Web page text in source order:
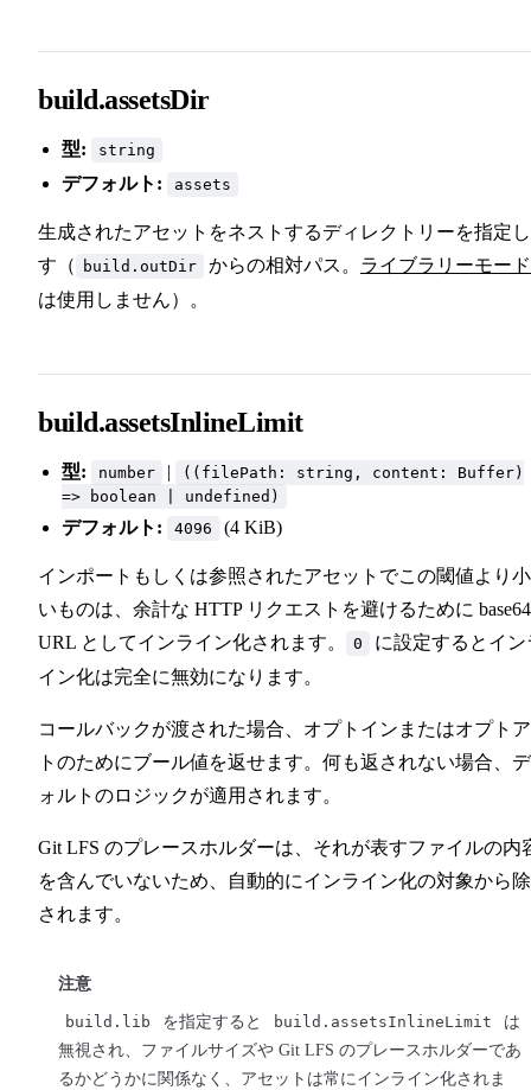
build.assetsDir
型: string
デフォルト: assets
生成されたアセットをネストするディレクトリーを指定
す（
build.outDir からの相対パス。 ライブラリーモード
は使用しません）。
build.assetsInlineLimit
型: number |
((filePath: string, content: Buffer)
=> boolean | undefined)
デフォルト: 4096 (4 KiB)
インポートもしくは参照されたアセットでこの閾値より
いものは、余計な HTTP リクエストを避けるために base64
URL としてインライン化されます。
0
に設定するとイン
イン化は完全に無効になります。
コールバックが渡された場合、オプトインまたはオプト
トのためにブール値を返せます。何も返されない場合、
ォルトのロジックが適用されます。
Git LFS のプレースホルダーは、それが表すファイルの内
を含んでいないため、自動的にインライン化の対象から
されます。
注意
build.lib を指定すると build.assetsInlineLimit
は
無視され、ファイルサイズや Git LFS のプレースホルダーであ
るかどうかに関係なく、アセットは常にインライン化されま